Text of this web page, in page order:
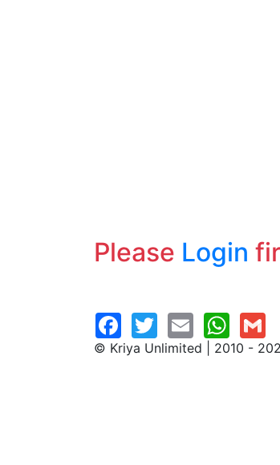
Please Login
© Kriya Unlimited | 2010 -